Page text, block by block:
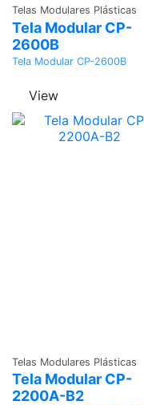
Telas Modulares Plásticas
Tela Modular CP-
2600B
Tela Modular CP-2600B
View
Telas Modulares Plásticas
Tela Modular CP-
2200A-B2